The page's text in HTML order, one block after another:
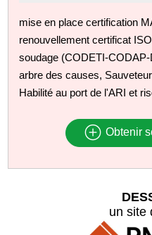
mise en place certification
renouvellement certificat
soudage (CODETI-
arbre des causes,
Habilité au port de l'ARI et
Obtenir
un site